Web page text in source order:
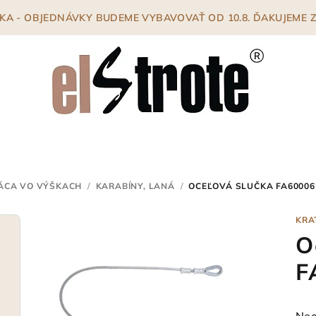
- OBJEDNÁVKY BUDEME VYBAVOVAŤ OD 10.8. ĎAKUJEME
VO VÝŠKACH / KARABÍNY, LANÁ / OCEĽOVÁ SLUČKA